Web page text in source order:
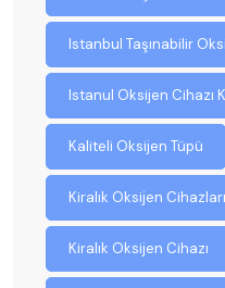
Istanbul Taşınabilir
Istanul Oksijen Cihazı
Kaliteli Oksijen Tüpü
Kiralık Oksijen
Kiralık Oksijen Cihazı